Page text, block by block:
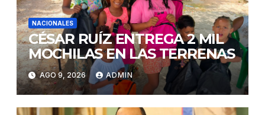
NACIONALES
CÉSAR RUÍZ ENTREGA 2 MIL
MOCHILAS EN LAS TERRENAS
AGO 9, 2026 ADMIN